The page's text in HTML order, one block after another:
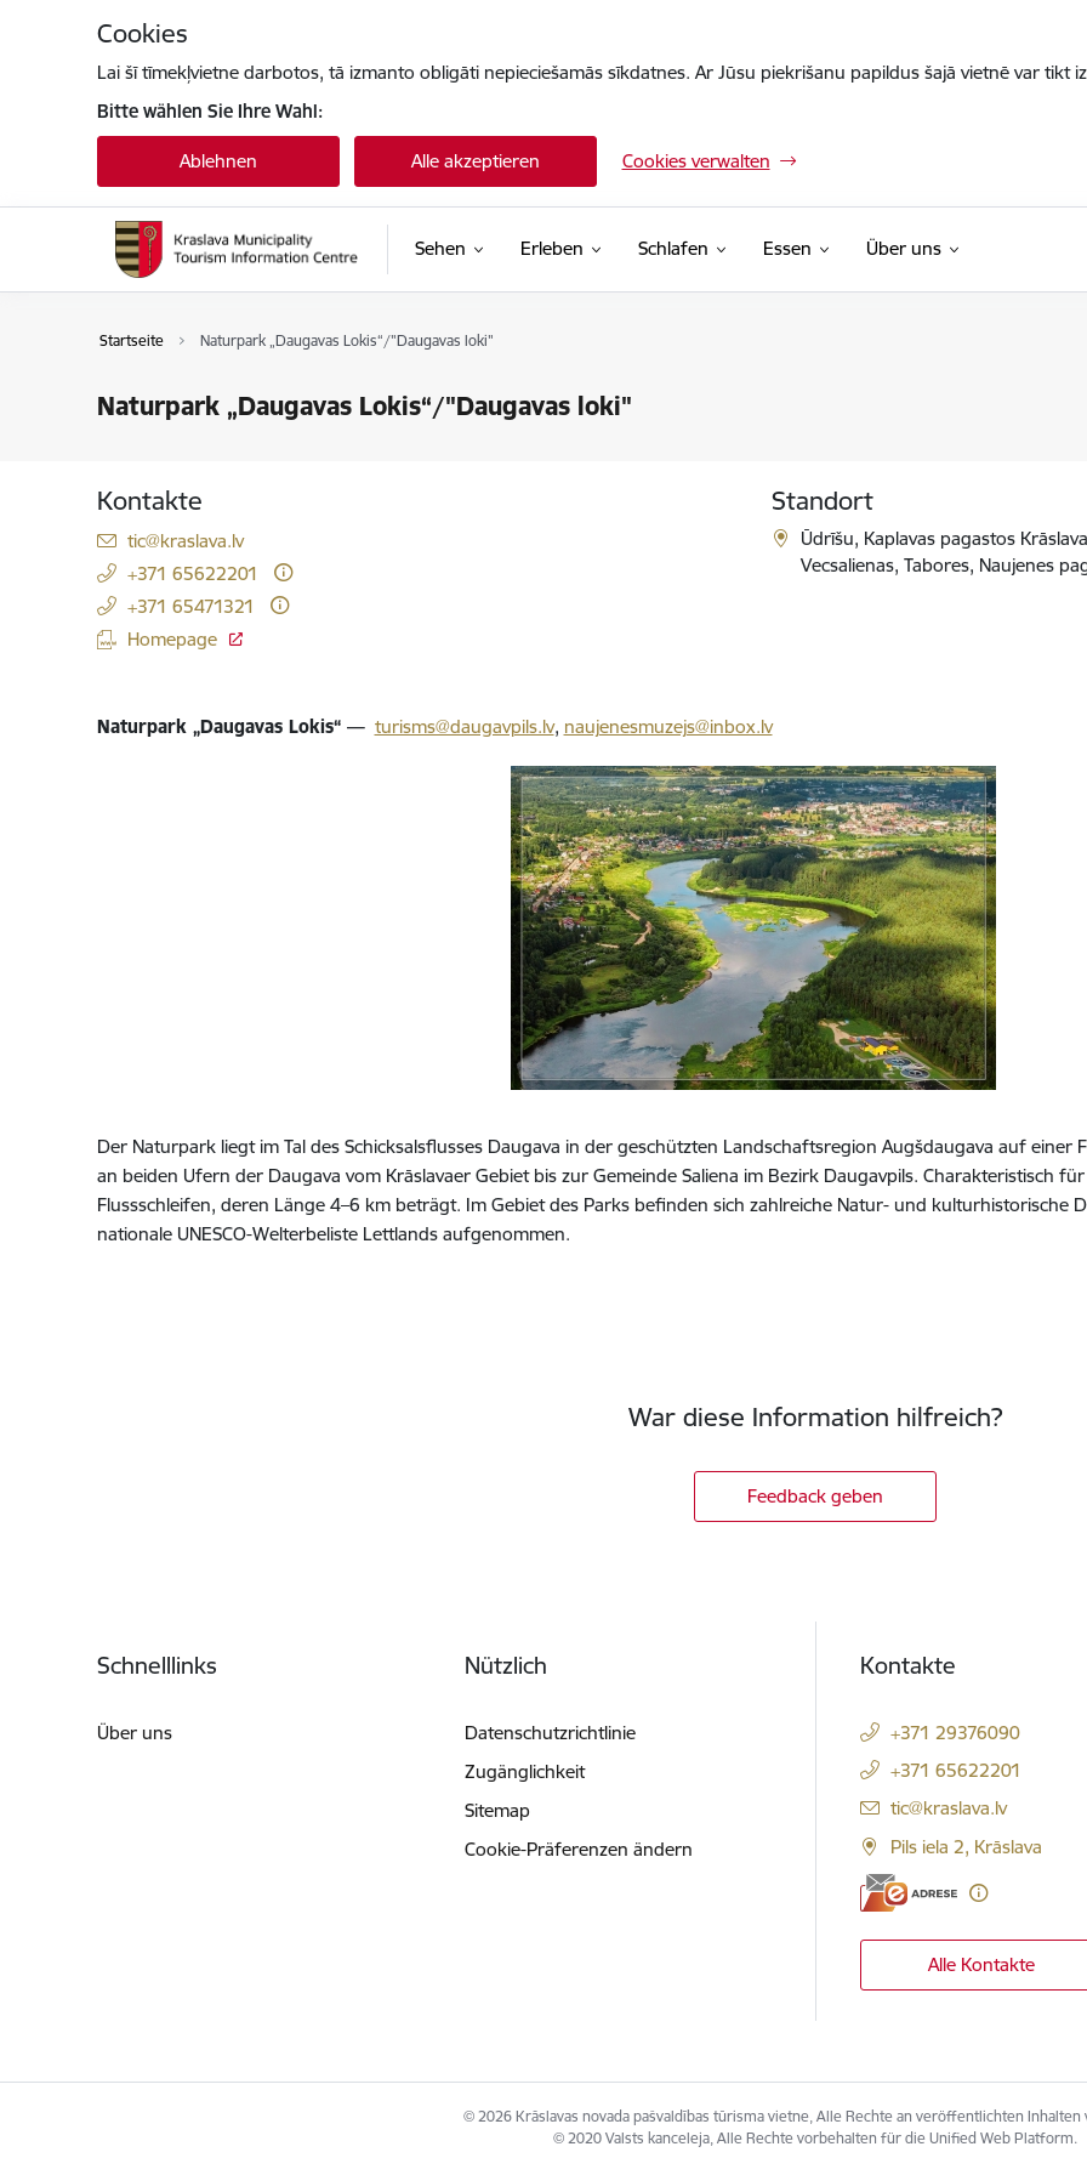
Cookies
Lai šī tīmekļvietne darbotos, tā izmanto obligāti nepieciešamās sīkdatnes. Ar Jūsu piekrišanu papildus šajā vietnē var tikt
Bitte wählen Sie Ihre Wahl:
Ablehnen Alle akzeptieren Cookies verwalten
Sehen Erleben Schlafen Essen Über uns
Startseite Naturpark „Daugavas Lokis“/"Daugavas loki"
Naturpark „Daugavas Lokis“/"Daugavas loki"
Kontakte
E-Mail:
tic@kraslava.lv
+371 65622201
+371 65471321
Homepage
Standort
Ūdrīšu, Kaplavas pagastos
Vecsalienas, Tabores, Naujenes
Naturpark „Daugavas Lokis“ — turisms@daugavpils.lv, naujenesmuzejs@inbox.lv
Der Naturpark liegt im Tal des Schicksalsflusses Daugava in der geschützten Landschaftsregion Augšdaugava auf einer
an beiden Ufern der Daugava vom Krāslavaer Gebiet bis zur Gemeinde Saliena im Bezirk Daugavpils. Charakteristisch
Flussschleifen, deren Länge 4–6 km beträgt. Im Gebiet des Parks befinden sich zahlreiche Natur- und kulturhistorische
nationale UNESCO-Welterbeliste Lettlands aufgenommen.
War diese Information hilfreich?
Feedback geben
Schnelllinks
Über uns
Nützlich
Datenschutzrichtlinie
Zugänglichkeit
Sitemap
Cookie-Präferenzen ändern
Kontakte
+371 29376090
+371 65622201
E-Mail:
tic@kraslava.lv
Pils iela 2, Krāslava
Alle Kontakte
© 2026 Krāslavas novada pašvaldības tūrisma vietne, Alle Rechte an veröffentlichten Inhalten
© 2020 Valsts kanceleja, Alle Rechte vorbehalten für die Unified Web Platform.